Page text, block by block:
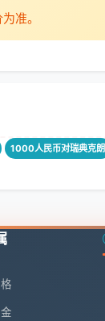
准。
1000人民币对瑞典克朗